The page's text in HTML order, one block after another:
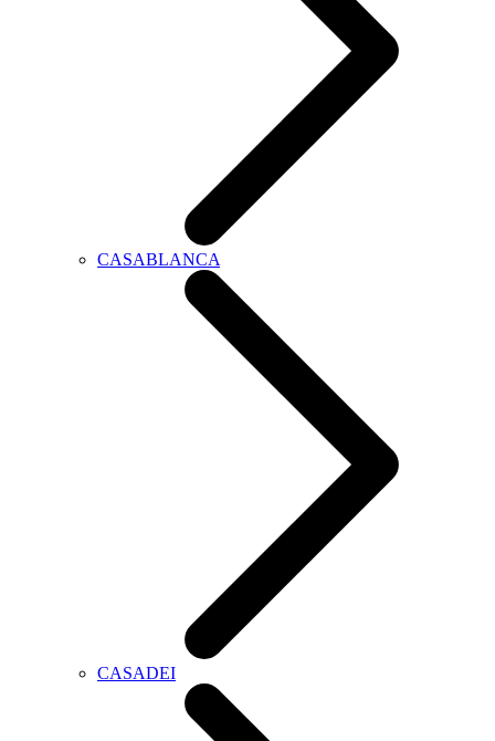
CASABLANCA
CASADEI